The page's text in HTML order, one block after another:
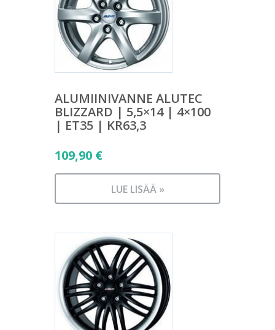
ALUMIINIVANNE ALUTEC
BLIZZARD | 5,5×14 | 4×100
| ET35 | KR63,3
109,90 €
LUE LISÄÄ »